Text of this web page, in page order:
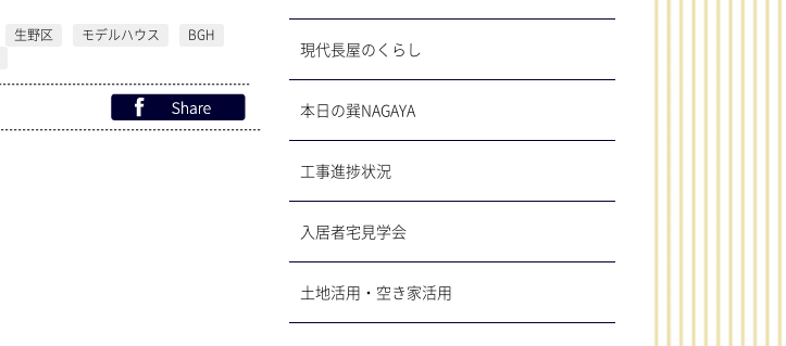
生野区 モデルハウス
BGH
Facebookでシェアする。
現代長屋のくらし
本日の巽NAGAYA
工事進捗状況
入居者宅見学会
土地活用・空き家活用